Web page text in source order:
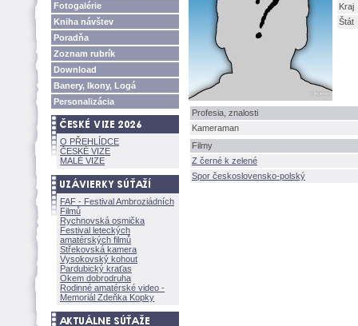
Fotogalérie
Kniha návštev
Poradňa
Zoznam rubrík
Download
Banery, Ikony, Log
Personalizácia
O PŘEHLÍDCE
ČESKÉ VIZE
MALÉ VIZE
FAF - Festival Ambroziádních
Filmů
Rychnovská osmička
Festival leteckých
amatérských filmů
Střekovská kamera
Vysokovský kohout
Pardubický kraťas
Okem dobrodruha
Rodinné amatérské video -
Memoriál Zdeňka Kopky
Kraj
tát
Profesia, znalosti
Kameraman
Filmy
Z černé k zelené
Spor československo-polský